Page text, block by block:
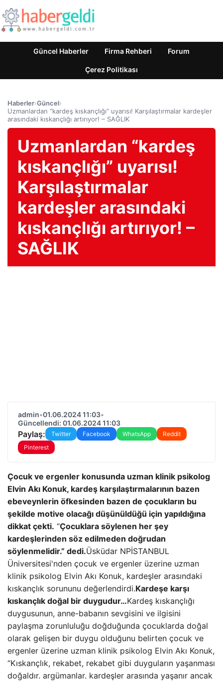
Güncel Haberler Firma Rehberi Forum
Çerez Politikası
Haberler›Güncel›
Uzmanlardan “kardeş kıskançlığı” uyarısı! Karşılaştırmalar kardeşler
arasındaki kıskançlığı artırıyor! – SAĞLIK
Uzmanlardan “kardeş
kıskançlığı” uyarısı!
Karşılaştırmalar
kardeşler arasındaki
kıskançlığı artırıyor! –
SAĞLIK
admin•01.06.2024 11:03•
Güncellendi: 01.06.2024 11:03
Paylaş: Twitter Facebook WhatsApp
Reddit
Pinterest
Çocuk ve ergenler konusunda uzman klinik psikolog
Elvin Akı Konuk, kardeş karşılaştırmalarının bazen
ebeveynlerin öfkesinden bazen de çocukların bu
şekilde motive olacağı düşünüldüğü için yapıldığına
dikkat çekti. “Çocuklara söylenen her şey
kardeşlerinden söz edilmeden doğrudan
söylenmelidir.” dedi.Üsküdar NPİSTANBUL
Üniversitesi'nden çocuk ve ergenler üzerine uzman
klinik psikolog Elvin Akı Konuk, kardeşler arasındaki
kıskançlık sorununu değerlendirdi.Kardeşe karşı
kıskançlık doğal bir duygudur…Kardeş kıskançlığı
duygusunun, anne-babanın sevgisini ve ilgisini
paylaşma zorunluluğu doğduğunda çocuklarda doğal
olarak gelişen bir duygu olduğunu belirten çocuk ve
ergenler üzerine uzman klinik psikolog Elvin Akı Konuk,
“Kıskançlık, rekabet, rekabet gibi duyguların yaşanması
doğaldır. argümanlar. kardeşler arasında yaşanır ancak